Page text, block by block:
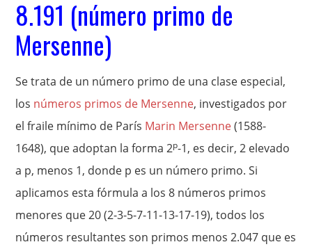
8.191 (número primo de
Mersenne)
Se trata de un número primo de una clase especial,
los números primos de Mersenne, investigados por
el fraile mínimo de París Marin Mersenne(1588-
1648), que adoptan la forma 2p-1, es decir, 2 elevado
a p, menos 1, donde p es un número primo. Si
aplicamos esta fórmula a los 8 números primos
menores que 20 (2-3-5-7-11-13-17-19), todos los
números resultantes son primos menos 2.047 que es